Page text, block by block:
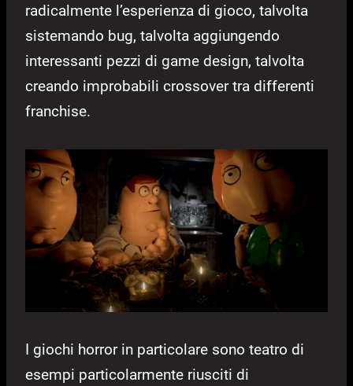
radicalmente l’esperienza di gioco, talvolta
sistemando bug, talvolta aggiungendo
interessanti pezzi di game design, talvolta
creando improbabili crossover tra differenti
franchise.
I giochi horror in particolare sono teatro di
esempi particolarmente riusciti di